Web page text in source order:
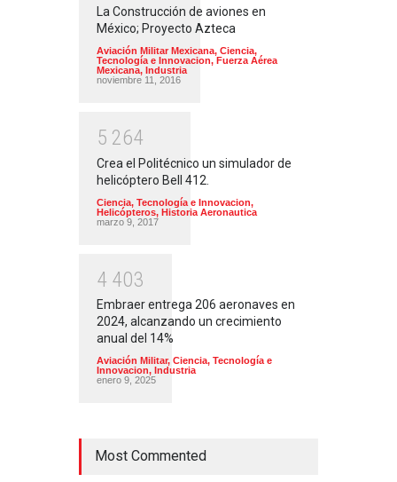
La Construcción de aviones en
México; Proyecto Azteca
Aviación Militar Mexicana, Ciencia,
Tecnología e Innovacion, Fuerza Aérea
Mexicana, Industria
noviembre 11, 2016
5 264
Crea el Politécnico un simulador de
helicóptero Bell 412.
Ciencia, Tecnología e Innovacion,
Helicópteros, Historia Aeronautica
marzo 9, 2017
4 403
Embraer entrega 206 aeronaves en
2024, alcanzando un crecimiento
anual del 14%
Aviación Militar, Ciencia, Tecnología e
Innovacion, Industria
enero 9, 2025
Most Commented